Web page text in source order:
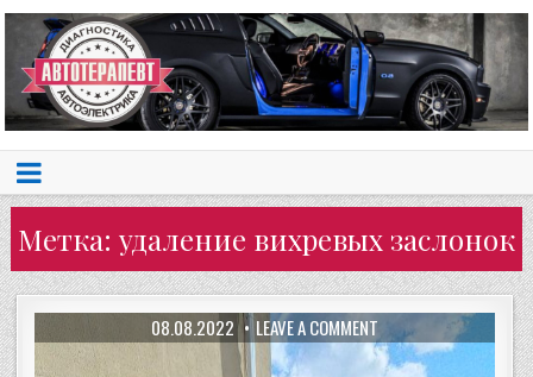
Метка: удаление вихревых заслонок
08.08.2022 LEAVE A COMMENT